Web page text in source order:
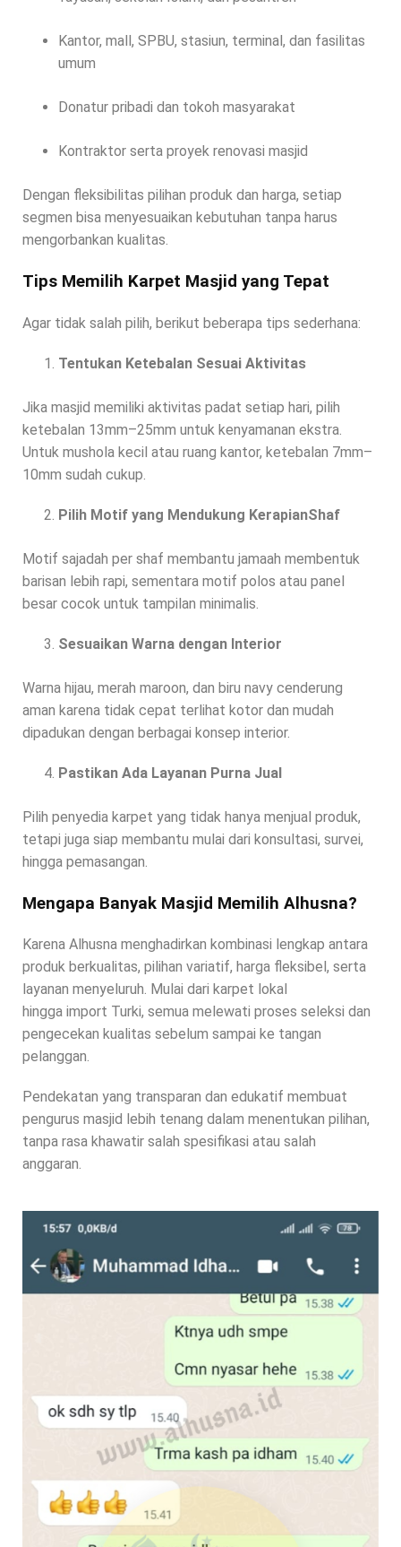
Kantor, mall, SPBU, stasiun, terminal, dan fasilitas
umum
Donatur pribadi dan tokoh masyarakat
Kontraktor serta proyek renovasi masjid
Dengan fleksibilitas pilihan produk dan harga, setiap
segmen bisa menyesuaikan kebutuhan tanpa harus
mengorbankan kualitas.
Tips Memilih Karpet Masjid yang Tepat
Agar tidak salah pilih, berikut beberapa tips sederhana:
Tentukan Ketebalan Sesuai Aktivitas
Jika masjid memiliki aktivitas padat setiap hari, pilih
ketebalan 13mm–25mm untuk kenyamanan ekstra.
Untuk mushola kecil atau ruang kantor, ketebalan 7mm–
10mm sudah cukup.
Pilih Motif yang Mendukung KerapianShaf
Motif sajadah per shaf membantu jamaah membentuk
barisan lebih rapi, sementara motif polos atau panel
besar cocok untuk tampilan minimalis.
Sesuaikan Warna dengan Interior
Warna hijau, merah maroon, dan biru navy cenderung
aman karena tidak cepat terlihat kotor dan mudah
dipadukan dengan berbagai konsep interior.
Pastikan Ada Layanan Purna Jual
Pilih penyedia karpet yang tidak hanya menjual produk,
tetapi juga siap membantu mulai dari konsultasi, survei,
hingga pemasangan.
Mengapa Banyak Masjid Memilih Alhusna?
Karena Alhusna menghadirkan kombinasi lengkap antara
produk berkualitas, pilihan variatif, harga fleksibel, serta
layanan menyeluruh. Mulai dari karpet lokal
hingga import Turki, semua melewati proses seleksi dan
pengecekan kualitas sebelum sampai ke tangan
pelanggan.
Pendekatan yang transparan dan edukatif membuat
pengurus masjid lebih tenang dalam menentukan pilihan,
tanpa rasa khawatir salah spesifikasi atau salah
anggaran.